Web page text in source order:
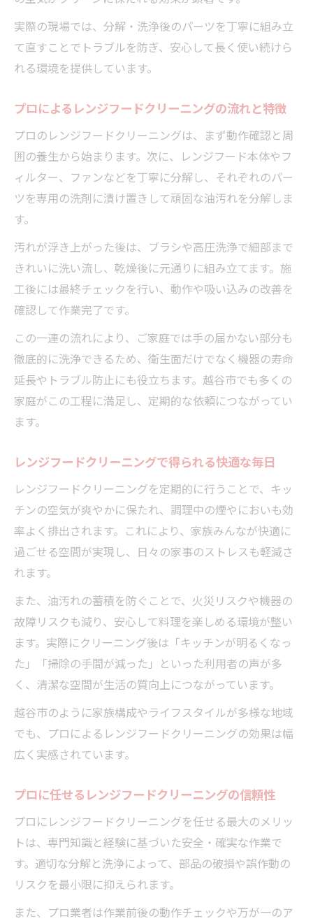
実際の現場では、分解・洗浄後のパーツを丁寧に組み立
て直すことでトラブルを防ぎ、安心して長く使い続けら
れる環境を提供しています。
プロによるレンジフードクリーニングの流れと特徴
プロのレンジフードクリーニングは、まず動作確認と周
囲の養生から始まります。次に、レンジフード本体やフ
ィルター、ファンなどを丁寧に分解し、それぞれのパー
ツを専用の洗剤に漬け置きして頑固な油汚れを分解しま
す。
汚れが浮き上がった後は、ブラシや高圧洗浄で細部まで
きれいに洗い流し、乾燥後に元通りに組み立てます。施
工後には最終チェックを行い、動作や吸い込みの改善を
確認して作業完了です。
この一連の流れにより、ご家庭では手の届かない部分も
徹底的に洗浄できるため、衛生面だけでなく機器の寿命
延長やトラブル防止にも役立ちます。越谷市でも多くの
家庭がこの工程に満足し、定期的な依頼につながってい
ます。
レンジフードクリーニングで得られる快適な毎日
レンジフードクリーニングを定期的に行うことで、キッ
チンの空気が爽やかに保たれ、調理中の煙やにおいも効
率よく排出されます。これにより、家族みんなが快適に
過ごせる空間が実現し、日々の家事のストレスも軽減さ
れます。
また、油汚れの蓄積を防ぐことで、火災リスクや機器の
故障リスクも減り、安心して料理を楽しめる環境が整い
ます。実際にクリーニング後は「キッチンが明るくなっ
た」「掃除の手間が減った」といった利用者の声が多
く、清潔な空間が生活の質向上につながっています。
越谷市のように家族構成やライフスタイルが多様な地域
でも、プロによるレンジフードクリーニングの効果は幅
広く実感されています。
プロに任せるレンジフードクリーニングの信頼性
プロにレンジフードクリーニングを任せる最大のメリッ
トは、専門知識と経験に基づいた安全・確実な作業で
す。適切な分解と洗浄によって、部品の破損や誤作動の
リスクを最小限に抑えられます。
また、プロ業者は作業前後の動作チェックや万が一のア